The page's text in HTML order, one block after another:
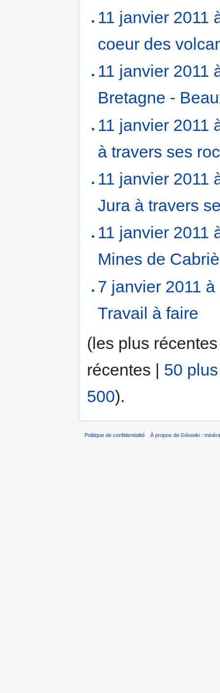
11 janvier 2011
coeur des
11 janvier 2011
Bretagne -
11 janvier 2011
à travers ses
11 janvier 2011
Jura à travers
11 janvier 2011
Mines de
7 janvier 2011 à
Travail à faire
(les plus
récentes | 50
500).
Politique de confidentialité À propos de Géowiki :